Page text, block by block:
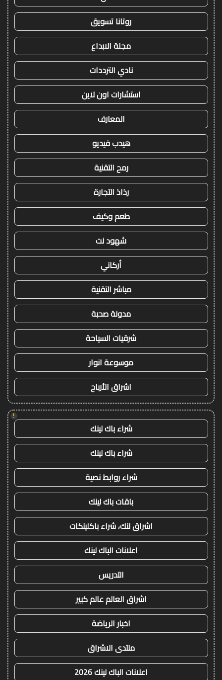
روتانا تسويق
مجلة الابداع
نادي الترددات
استشارات اون لاين
المعارف
هيدب فيديو
رمح التقنية
رذاذ التجارة
طعم وكيف
شهود نت
أركاني
مباشر التقنية
مدونة صحبة
شرقيات السياحة
موسوعة انوار
اشراق الأرباح
!
شراء باك لينك
شراء باك لينك
شراء روابط نصية
باقات باك لينك
اشراق لنك، شراء باكلينكات
اعلانات الباك لينك
التدريس
اشراق العالم عالم كبير
اخبار الرياضة
منتدى الاشراق
اعلانات الباك لينك 2026